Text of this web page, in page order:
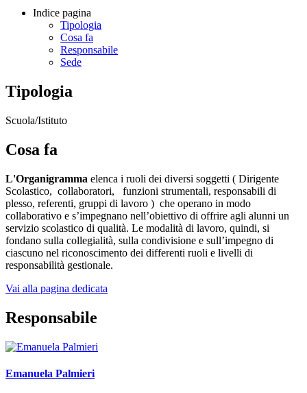
Indice pagina
Tipologia
Cosa fa
Responsabile
Sede
Tipologia
Scuola/Istituto
Cosa fa
L'Organigramma elenca i ruoli dei diversi soggetti ( Dirigente
Scolastico, collaboratori, funzioni strumentali, responsabili di
plesso, referenti, gruppi di lavoro ) che operano in modo
collaborativo e s’impegnano nell’obiettivo di offrire agli alunni un
servizio scolastico di qualità. Le modalità di lavoro, quindi, si
fondano sulla collegialità, sulla condivisione e sull’impegno di
ciascuno nel riconoscimento dei differenti ruoli e livelli di
responsabilità gestionale.
Vai alla pagina dedicata
Responsabile
Emanuela Palmieri